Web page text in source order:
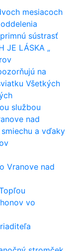
mesiacoch
sústrasť
JE LÁSKA „
na
Všetkých
službou
nad
a vďaky
Vranove nad
vo